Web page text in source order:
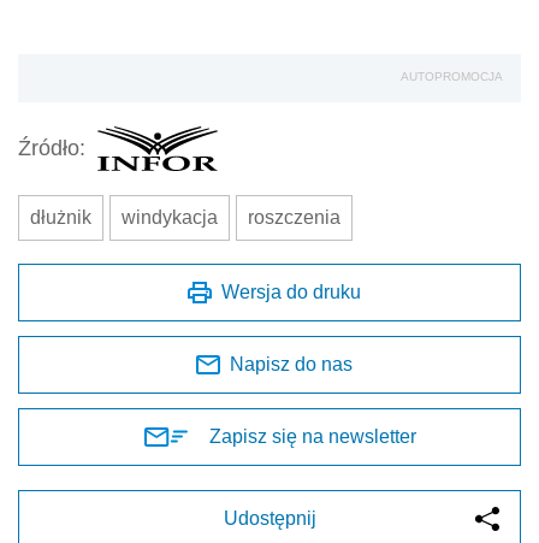
AUTOPROMOCJA
Źródło:
dłużnik windykacja roszczenia
Wersja do druku
Napisz do nas
Zapisz się na newsletter
Udostępnij